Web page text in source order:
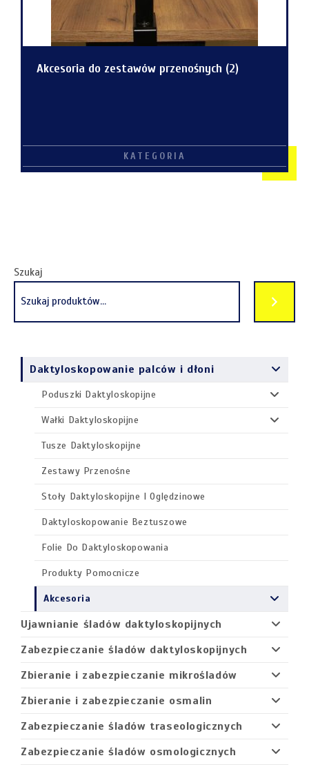
Akcesoria do zestawów przenośnych (2)
Szukaj
Daktyloskopowanie palców i dłoni
Poduszki Daktyloskopijne
Wałki Daktyloskopijne
Tusze Daktyloskopijne
Zestawy Przenośne
Stoły Daktyloskopijne I Oględzinowe
Daktyloskopowanie Beztuszowe
Folie Do Daktyloskopowania
Produkty Pomocnicze
Akcesoria
Ujawnianie śladów daktyloskopijnych
Zabezpieczanie śladów daktyloskopijnych
Zbieranie i zabezpieczanie mikrośladów
Zbieranie i zabezpieczanie osmalin
Zabezpieczanie śladów traseologicznych
Zabezpieczanie śladów osmologicznych